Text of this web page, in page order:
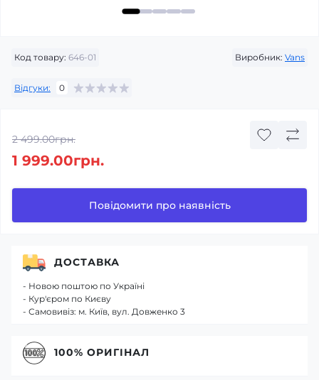
Код товару: 646-01 Виробник: Vans
Відгуки: 0
2 499.00грн.
1 999.00грн.
Повідомити про наявність
ДОСТАВКА
- Новою поштою по Україні
- Кур'єром по Києву
- Самовивіз: м. Київ, вул. Довженко 3
100% ОРИГІНАЛ